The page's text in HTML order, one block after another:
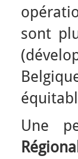
sont
Une